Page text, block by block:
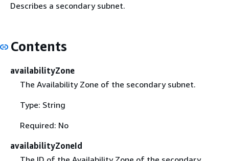
Describes a secondary subnet.
Contents
availabilityZone
The Availability Zone of the secondary subnet.
Type: String
Required: No
availabilityZoneId